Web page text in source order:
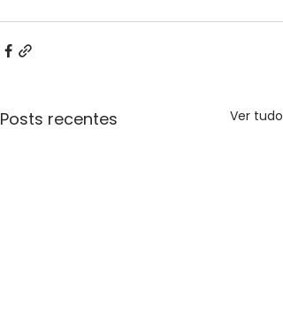
Posts recentes Ver tudo